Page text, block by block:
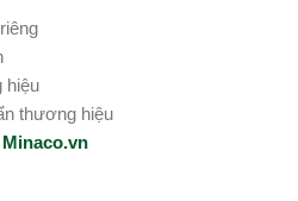
hiệu
thương hiệu
Minaco.vn